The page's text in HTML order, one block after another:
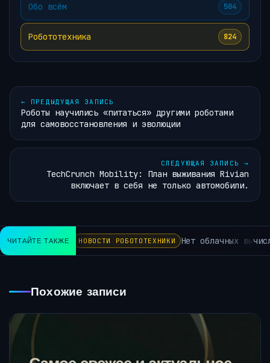
Обо всём 504
Робототехника 824
← ПРЕДЫДУЩАЯ ЗАПИСЬ
Роботы научились «питаться» другими роботами
для самовосстановления и эволюции
СЛЕДУЮЩАЯ ЗАПИСЬ →
TechCrunch Mobility: План выживания Rivian
включает в себя не только автомобили.
ЧИТАЙТЕ ТАКЖЕ НОВОСТИ РОБОТОТЕХНИКИ Нет облачных
Похожие записи